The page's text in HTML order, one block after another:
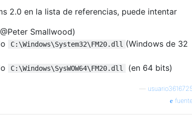
2.0 en la lista de referencias, puede intentar
Smallwood)
C:\Windows\System32\FM20.dll (Windows de 32
C:\Windows\SysWOW64\FM20.dll (en 64 bits)